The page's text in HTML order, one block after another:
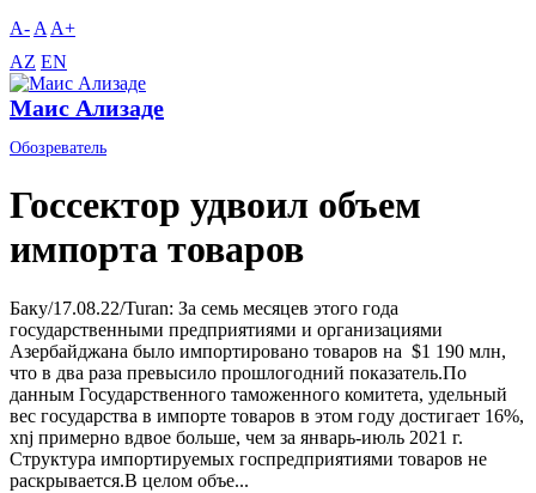
A- A A+
AZ EN
Маис Ализаде
Обозреватель
Госсектор удвоил объем
импорта товаров
Баку/17.08.22/Turan: За семь месяцев этого года
государственными предприятиями и организациями
Азербайджана было импортировано товаров на $1 190 млн,
что в два раза превысило прошлогодний показатель.По
данным Государственного таможенного комитета, удельный
вес государства в импорте товаров в этом году достигает 16%,
xnj примерно вдвое больше, чем за январь-июль 2021 г.
Структура импортируемых госпредприятиями товаров не
раскрывается.В целом объе...